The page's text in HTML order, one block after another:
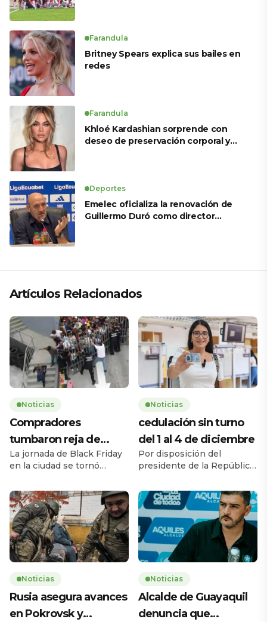
Farandula
Britney Spears explica sus bailes en
redes
Farandula
Khloé Kardashian sorprende con
deseo de preservación corporal y
Deportes
Emelec oficializa la renovación de
Guillermo Duró como director
Artículos Relacionados
Noticias
Compradores
tumbaron reja de
supermercado
La jornada de Black Friday
en la ciudad se tornó
jueves 27 de noviembre,
cuando una multitud de
personas tumbó la reja de
un supermercado ubicado
en la avenida Carlos Julio
Arosemena, en el norte de
la ciudad. El hecho ocurrió
a las 08h17, 43 minutos
antes de la apertura […]
Noticias
cedulación sin turno
del 1 al 4 de diciembre
Por disposición del
presidente de la República,
Registro Civil del Ecuador
habilitará el servicio de
cedulación sin turno entre
el lunes 1 y el jueves 4 de
diciembre de 2025, en
horario de 08h00 a 17h00,
en 193 agencias a escala
nacional. La medida busca
ampliar la capacidad
operativa y facilitar […]
Noticias
Rusia asegura avances
en Pokrovsk y
Noticias
Alcalde de Guayaquil
denuncia que